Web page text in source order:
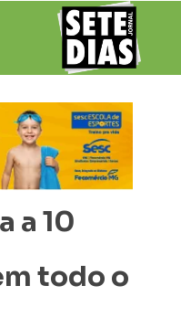
a 10
todo o